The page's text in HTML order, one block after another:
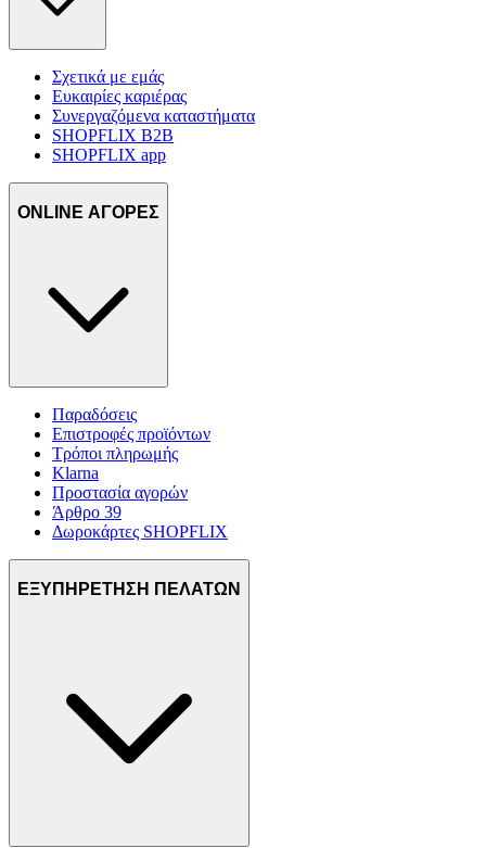
Σχετικά με εμάς
Ευκαιρίες καριέρας
Συνεργαζόμενα καταστήματα
SHOPFLIX B2B
SHOPFLIX app
ONLINE ΑΓΟΡΕΣ
Παραδόσεις
Επιστροφές προϊόντων
Τρόποι πληρωμής
Klarna
Προστασία αγορών
Άρθρο 39
Δωροκάρτες SHOPFLIX
ΕΞΥΠΗΡΕΤΗΣΗ ΠΕΛΑΤΩΝ